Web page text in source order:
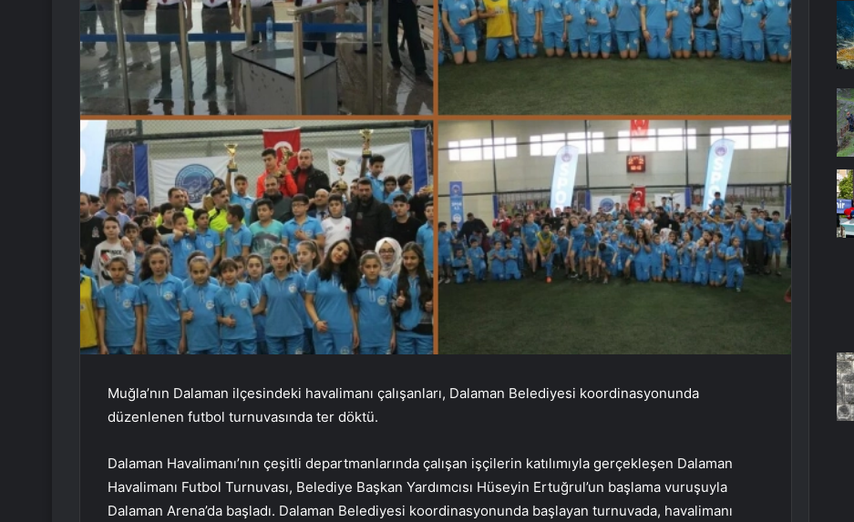
Muğla’nın Dalaman ilçesindeki havalimanı çalışanları, Dalaman Belediyesi koordinasyonunda
düzenlenen futbol turnuvasında ter döktü.
Dalaman Havalimanı’nın çeşitli departmanlarında çalışan işçilerin katılımıyla gerçekleşen Dalaman
Havalimanı Futbol Turnuvası, Belediye Başkan Yardımcısı Hüseyin Ertuğrul’un başlama vuruşuyla
Dalaman Arena’da başladı. Dalaman Belediyesi koordinasyonunda başlayan turnuvada, havalimanı